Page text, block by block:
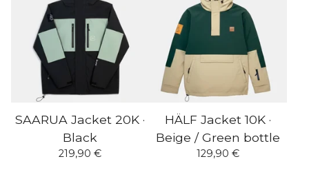
SAARUA Jacket 20K ·
Black
219,90 €
HÄLF Jacket 10K ·
Beige / Green bottle
129,90 €